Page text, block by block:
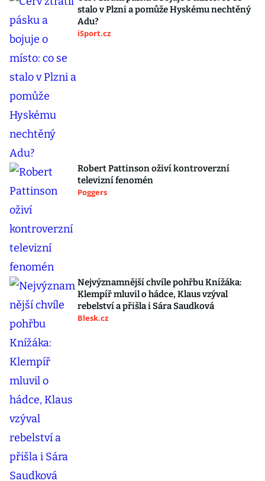
stalo v Plzni a pomůže Hyskému nechtěný
Adu?
iSport.cz
Robert Pattinson oživí kontroverzní
televizní fenomén
Poggers
Nejvýznamnější chvíle pohřbu Knížáka:
Klempíř mluvil o hádce, Klaus vzýval
rebelství a přišla i Sára Saudková
Blesk.cz